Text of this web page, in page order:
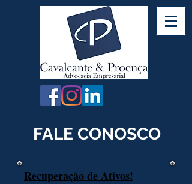
FALE CONOSCO
Recuperação de Ativos!